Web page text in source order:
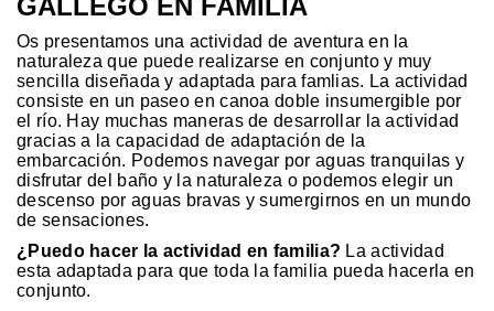
GÁLLEGO EN FAMILIA
Os presentamos una actividad de aventura en la
naturaleza que puede realizarse en conjunto y muy
sencilla diseñada y adaptada para famlias. La actividad
consiste en un paseo en canoa doble insumergible por
el río. Hay muchas maneras de desarrollar la actividad
gracias a la capacidad de adaptación de la
embarcación. Podemos navegar por aguas tranquilas y
disfrutar del baño y la naturaleza o podemos elegir un
descenso por aguas bravas y sumergirnos en un mundo
de sensaciones.
¿Puedo hacer la actividad en familia? La actividad
esta adaptada para que toda la familia pueda hacerla en
conjunto.